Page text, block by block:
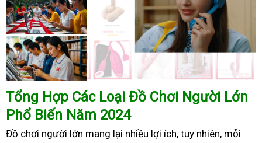
Tổng Hợp Các Loại Đồ Chơi Người Lớn
Phổ Biến Năm 2024
Đồ chơi người lớn mang lại nhiều lợi ích, tuy nhiên, mỗi